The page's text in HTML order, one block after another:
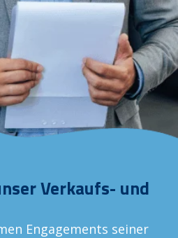
Verkaufs- und
Engagements seiner